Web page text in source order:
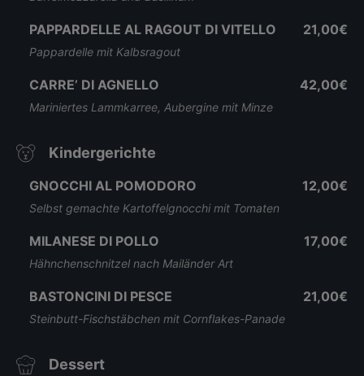
PAPPARDELLE AL RAGOUT DI VITELLO
Pappardelle mit Kalbsragout
21,00€
CARRE’ DI AGNELLO
Mariniertes Lammkarree, Aubergine mit Minze
42,00€
Kindergerichte
GNOCCHI AL POMODORO
Selbst gemachte Kartoffelgnocchi mit Tomaten
12,00€
MILANESE DI POLLO
Hähnchenschnitzel nach Mailänder Art
17,00€
BASTONCINI DI PESCE
Steinbutt-Fischstäbchen mit Cornflakes-Panade
21,00€
Dessert